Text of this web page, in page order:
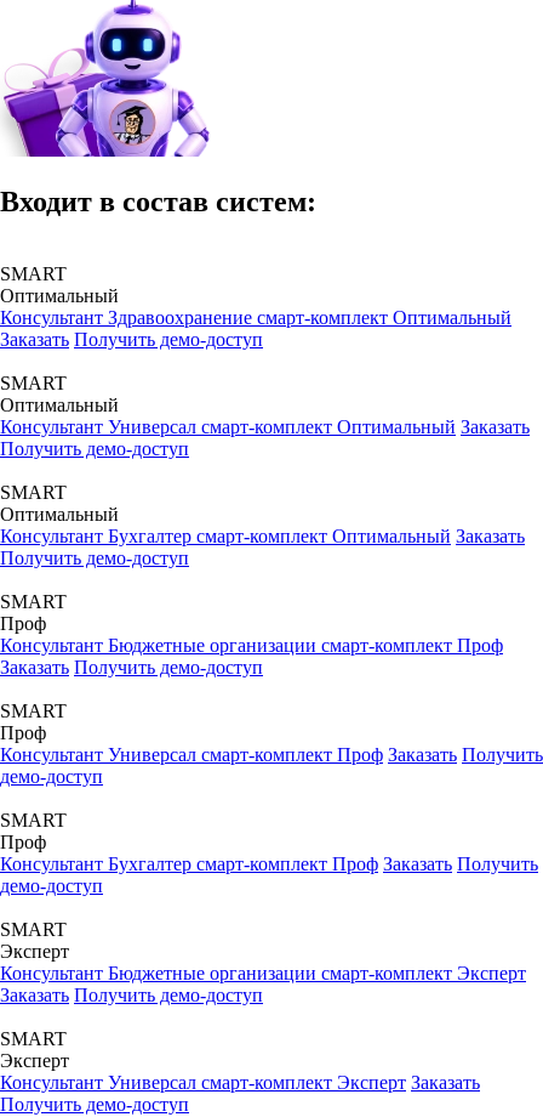
Входит в состав систем:
SMART
Оптимальный
Консультант Здравоохранение смарт-комплект Оптимальный
Заказать Получить демо-доступ
SMART
Оптимальный
Консультант Универсал смарт-комплект Оптимальный Заказать
Получить демо-доступ
SMART
Оптимальный
Консультант Бухгалтер смарт-комплект Оптимальный Заказать
Получить демо-доступ
SMART
Проф
Консультант Бюджетные организации смарт-комплект Проф
Заказать Получить демо-доступ
SMART
Проф
Консультант Универсал смарт-комплект Проф Заказать Получить
демо-доступ
SMART
Проф
Консультант Бухгалтер смарт-комплект Проф Заказать Получить
демо-доступ
SMART
Эксперт
Консультант Бюджетные организации смарт-комплект Эксперт
Заказать Получить демо-доступ
SMART
Эксперт
Консультант Универсал смарт-комплект Эксперт Заказать
Получить демо-доступ